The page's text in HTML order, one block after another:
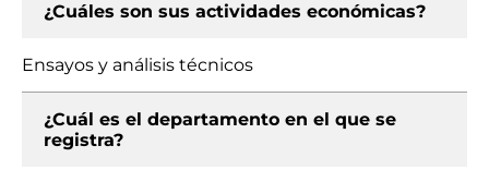
¿Cuáles son sus actividades económicas?
Ensayos y análisis técnicos
¿Cuál es el departamento en el que se
registra?